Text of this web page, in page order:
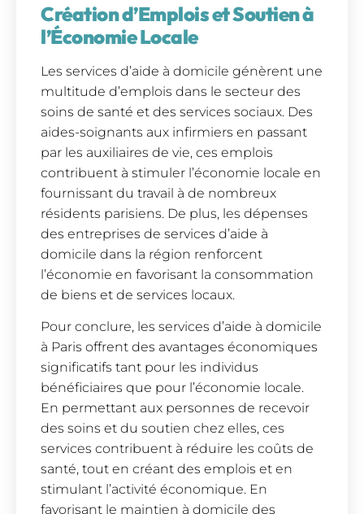
Création d’Emplois et Soutien à
l’Économie Locale
Les services d’aide à domicile génèrent une
multitude d’emplois dans le secteur des
soins de santé et des services sociaux. Des
aides-soignants aux infirmiers en passant
par les auxiliaires de vie, ces emplois
contribuent à stimuler l’économie locale en
fournissant du travail à de nombreux
résidents parisiens. De plus, les dépenses
des entreprises de services d’aide à
domicile dans la région renforcent
l’économie en favorisant la consommation
de biens et de services locaux.
Pour conclure, les services d’aide à domicile
à Paris offrent des avantages économiques
significatifs tant pour les individus
bénéficiaires que pour l’économie locale.
En permettant aux personnes de recevoir
des soins et du soutien chez elles, ces
services contribuent à réduire les coûts de
santé, tout en créant des emplois et en
stimulant l’activité économique. En
favorisant le maintien à domicile des